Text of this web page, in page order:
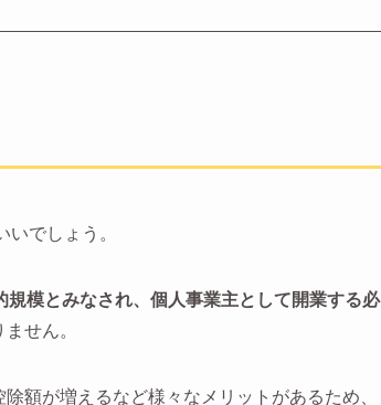
いでしょう。
模とみなされ、個人事業主として開業する必
せん。
額が増えるなど様々なメリットがあるため、